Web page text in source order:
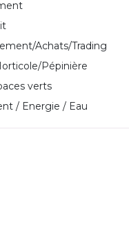
Achats/Trading
Pépinière
verts
/ Energie / Eau